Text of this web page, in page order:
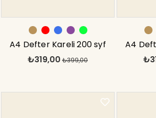
A4 Defter Kareli 200 syf
Yeşil Eco
₺319,00 ₺399,00
A4